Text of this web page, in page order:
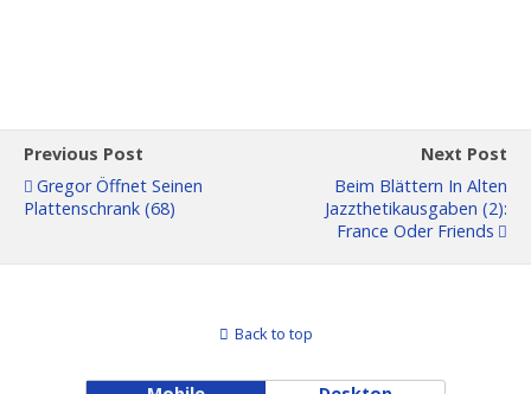
Previous Post
Gregor Öffnet Seinen
Plattenschrank (68)
Next Post
Beim Blättern In Alten
Jazzthetikausgaben (2):
France Oder Friends
Back to top